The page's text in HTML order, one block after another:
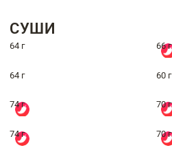
СУШИ
64 г 66 г
64 г 60 г
74 г 70 г
74 г 70 г